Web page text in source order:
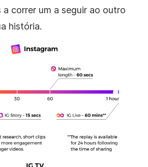
correr um a seguir ao outro
história.